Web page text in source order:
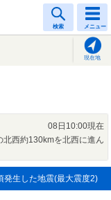
検索 メニュー
現在地
08日10:00現在
西約130kmを北西に進ん
発生した地震(最大震度2)